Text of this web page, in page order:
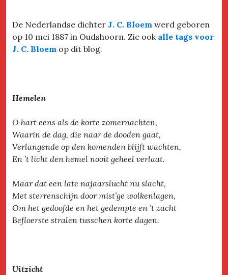
De Nederlandse dichter J. C. Bloem werd geboren
op 10 mei 1887 in Oudshoorn. Zie ook alle tags voor
J. C. Bloem op dit blog.
Hemelen
O hart eens als de korte zomernachten,
Waarin de dag, die naar de dooden gaat,
Verlangende op den komenden blijft wachten,
En ’t licht den hemel nooit geheel verlaat.
Maar dat een late najaarslucht nu slacht,
Met sterrenschijn door mist’ge wolkenlagen,
Om het gedoofde en het gedempte en ’t zacht
Befloerste stralen tusschen korte dagen.
Uitzicht